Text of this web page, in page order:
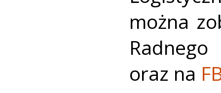
można
oraz na